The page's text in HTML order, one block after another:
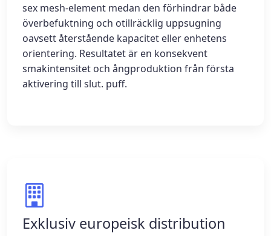
sex mesh-element medan den förhindrar både
överbefuktning och otillräcklig uppsugning
oavsett återstående kapacitet eller enhetens
orientering. Resultatet är en konsekvent
smakintensitet och ångproduktion från första
aktivering till slut. puff.
Exklusiv europeisk distribution